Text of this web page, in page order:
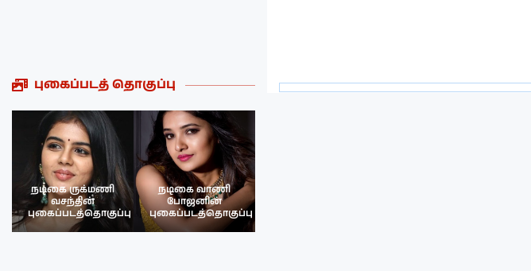
புகைப்படத் தொகுப்பு
நடிகை ருக்மணி
வசந்தின்
புகைப்படத்தொகுப்பு
நடிகை வாணி
போஜனின்
புகைப்படத்தொகுப்பு